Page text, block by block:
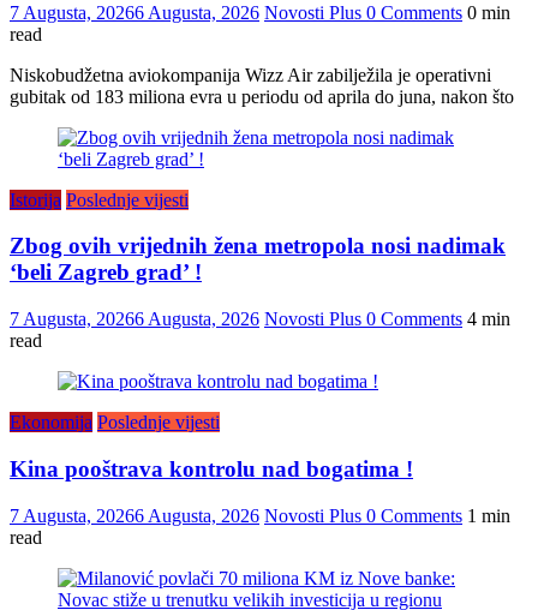
7 Augusta, 20266 Augusta, 2026 Novosti Plus 0 Comments 0 min
read
Niskobudžetna aviokompanija Wizz Air zabilježila je operativni
gubitak od 183 miliona evra u periodu od aprila do juna, nakon što
Istorija Poslednje vijesti
Zbog ovih vrijednih žena metropola nosi nadimak
‘beli Zagreb grad’ !
7 Augusta, 20266 Augusta, 2026 Novosti Plus 0 Comments 4 min
read
Ekonomija Poslednje vijesti
Kina pooštrava kontrolu nad bogatima !
7 Augusta, 20266 Augusta, 2026 Novosti Plus 0 Comments 1 min
read